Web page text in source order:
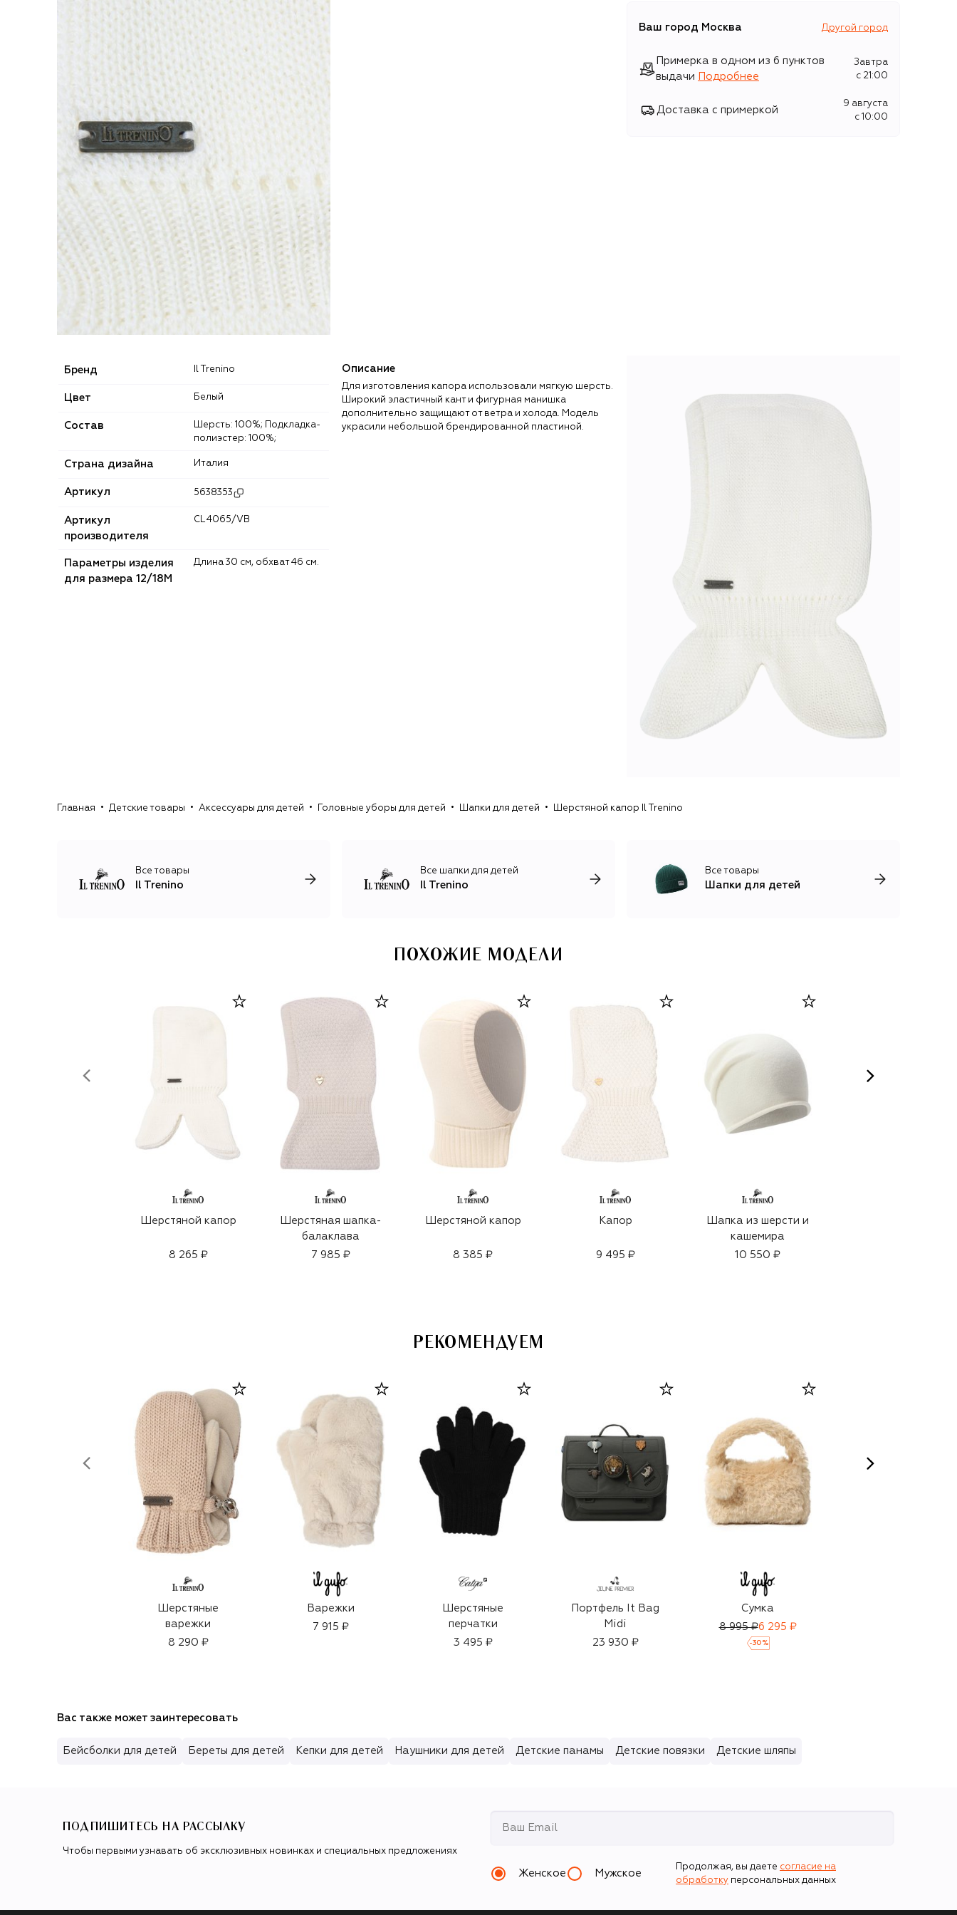
Ваш город Москва Другой город
Примерка в одном из 6 пунктов
выдачи
Подробнее
Завтра
c 21:00
Доставка с примеркой
9 августа
c 10:00
Бренд Il Trenino
Цвет Белый
Состав
Шерсть: 100%; Подкладка-
полиэстер: 100%;
Страна дизайна Италия
Артикул 5638353
Артикул
производителя
CL 4065/VB
Параметры изделия
для размера 12/18M
Длина 30 см, обхват 46 см.
Описание
Для изготовления капора использовали мягкую шерсть.
Широкий эластичный кант и фигурная манишка
дополнительно защищают от ветра и холода. Модель
украсили небольшой брендированной пластиной.
Главная Детские товары Аксессуары для детей Головные уборы для детей Шапки для детей Шерстяной капор Il Trenino
Все товары
Il Trenino
Все шапки для детей
Il Trenino
Все товары
Шапки для детей
ПОХОЖИЕ МОДЕЛИ
Шерстяной капор
8 265 ₽
Шерстяная шапка-
балаклава
7 985 ₽
Шерстяной капор
8 385 ₽
Капор
9 495 ₽
Шапка из шерсти и
кашемира
10 550 ₽
РЕКОМЕНДУЕМ
Шерстяные
варежки
8 290 ₽
Варежки
7 915 ₽
Шерстяные
перчатки
3 495 ₽
Портфель It Bag
Midi
23 930 ₽
Сумка
8 995 ₽6 295 ₽
-30 %
Вас также может заинтересовать
Бейсболки для детей Береты для детей Кепки для детей Наушники для детей Детские панамы Детские повязки Детские шляпы
ПОДПИШИТЕСЬ НА РАССЫЛКУ
Чтобы первыми узнавать об эксклюзивных новинках и специальных предложениях
Женское Мужское
Продолжая, вы даете согласие на
обработку персональных данных